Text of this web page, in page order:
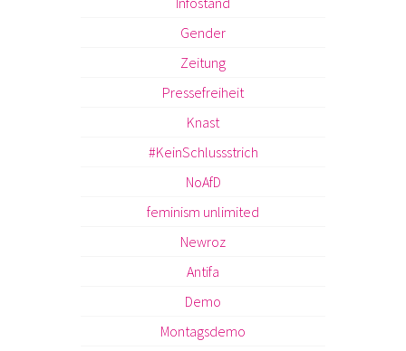
Gender
Zeitung
Pressefreiheit
Knast
#KeinSchlussstrich
NoAfD
feminism unlimited
Newroz
Antifa
Demo
Montagsdemo